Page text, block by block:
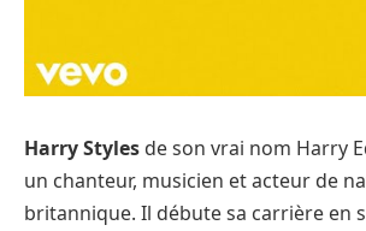
Harry Styles de son vrai nom Harry
un chanteur, musicien et acteur de
britannique. Il débute sa carrière en